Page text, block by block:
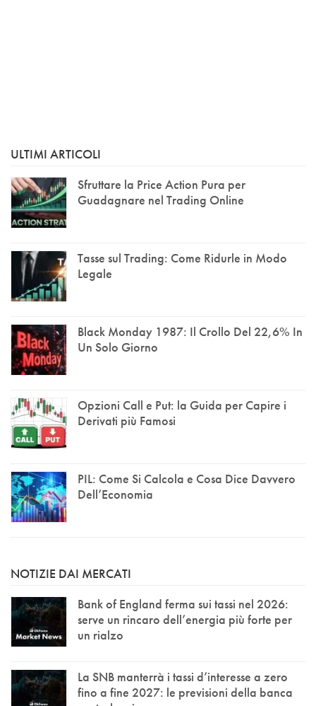
ULTIMI ARTICOLI
Sfruttare la Price Action Pura per
Guadagnare nel Trading Online
Tasse sul Trading: Come Ridurle in Modo
Legale
Black Monday 1987: Il Crollo Del 22,6% In
Un Solo Giorno
Opzioni Call e Put: la Guida per Capire i
Derivati più Famosi
PIL: Come Si Calcola e Cosa Dice Davvero
Dell’Economia
NOTIZIE DAI MERCATI
Bank of England ferma sui tassi nel 2026:
serve un rincaro dell’energia più forte per
un rialzo
La SNB manterrà i tassi d’interesse a zero
fino a fine 2027: le previsioni della banca